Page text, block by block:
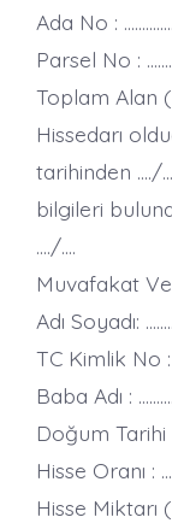
Ada No : …………..
Parsel No :
Toplam Alan
Hissedarı
tarihinden …./
bilgileri
…./….
Muvafakat
Adı Soyadı:
TC Kimlik No :
Baba Adı :
Doğum Tarihi
Hisse Oranı :
Hisse Miktarı